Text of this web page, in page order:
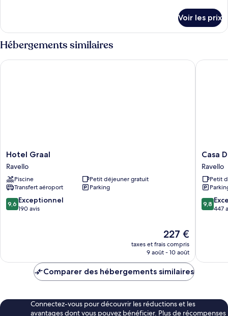
le
type
de
Chambre
Voir les prix
Hébergements similaires
Hotel
Graal
Ravello
Hotel Graal
Ravello
Piscine
Petit déjeuner gratuit
Transfert aéroport
Parking
9.6
sur
9,6 Exceptionnel
190 avis
Le
nouveau
prix
de
227 €
taxes et frais compris
9 août - 10 août
Hotel Graal
Casa
Dolce
Casa
Ravello
Casa
Ravello
Petit
9.8
sur
9,8
447
Casa
Comparer des hébergements similaires
Connectez-vous pour découvrir les réductions et les
avantages dont vous pouvez bénéficier. Plus de récompenses